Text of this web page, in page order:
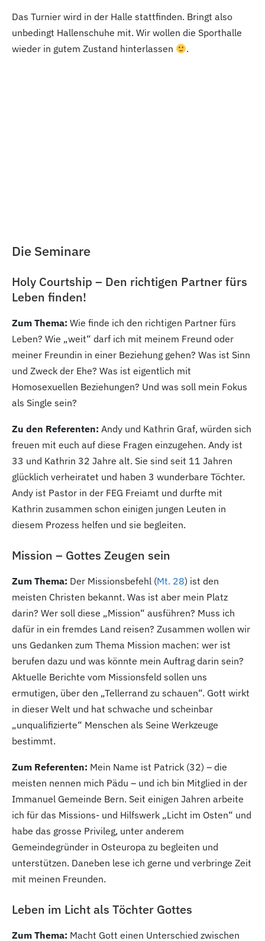
Das Turnier wird in der Halle stattfinden. Bringt also
unbedingt Hallenschuhe mit. Wir wollen die Sporthalle
wieder in gutem Zustand hinterlassen
.
Die Seminare
Holy Courtship – Den richtigen Partner fürs
Leben finden!
Zum Thema: Wie finde ich den richtigen Partner fürs
Leben? Wie „weit“ darf ich mit meinem Freund oder
meiner Freundin in einer Beziehung gehen? Was ist Sinn
und Zweck der Ehe? Was ist eigentlich mit
Homosexuellen Beziehungen? Und was soll mein Fokus
als Single sein?
Zu den Referenten: Andy und Kathrin Graf, würden sich
freuen mit euch auf diese Fragen einzugehen. Andy ist
33 und Kathrin 32 Jahre alt. Sie sind seit 11 Jahren
glücklich verheiratet und haben 3 wunderbare Töchter.
Andy ist Pastor in der FEG Freiamt und durfte mit
Kathrin zusammen schon einigen jungen Leuten in
diesem Prozess helfen und sie begleiten.
Mission – Gottes Zeugen sein
Zum Thema: Der Missionsbefehl (Mt. 28) ist den
meisten Christen bekannt. Was ist aber mein Platz
darin? Wer soll diese „Mission“ ausführen? Muss ich
dafür in ein fremdes Land reisen? Zusammen wollen wir
uns Gedanken zum Thema Mission machen: wer ist
berufen dazu und was könnte mein Auftrag darin sein?
Aktuelle Berichte vom Missionsfeld sollen uns
ermutigen, über den „Tellerrand zu schauen“. Gott wirkt
in dieser Welt und hat schwache und scheinbar
„unqualifizierte“ Menschen als Seine Werkzeuge
bestimmt.
Zum Referenten: Mein Name ist Patrick (32) – die
meisten nennen mich Pädu – und ich bin Mitglied in der
Immanuel Gemeinde Bern. Seit einigen Jahren arbeite
ich für das Missions- und Hilfswerk „Licht im Osten“ und
habe das grosse Privileg, unter anderem
Gemeindegründer in Osteuropa zu begleiten und
unterstützen. Daneben lese ich gerne und verbringe Zeit
mit meinen Freunden.
Leben im Licht als Töchter Gottes
Zum Thema: Macht Gott einen Unterschied zwischen